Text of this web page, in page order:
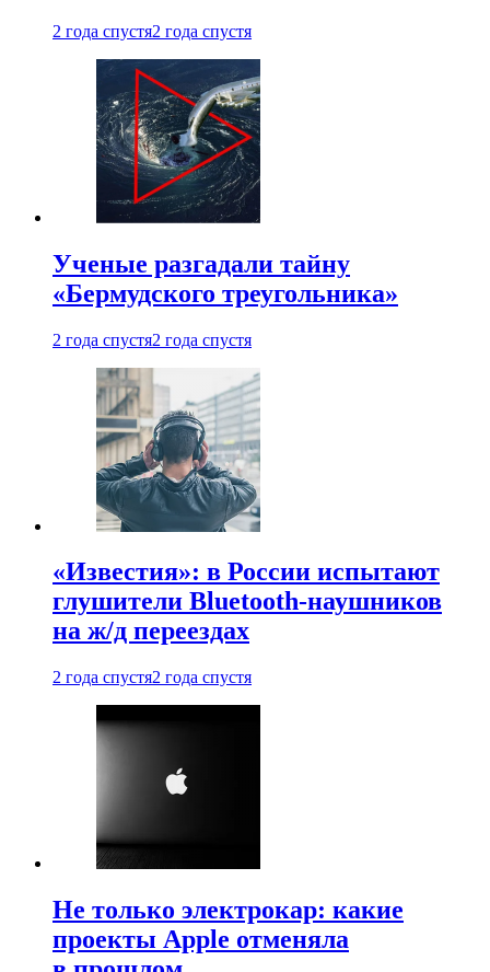
2 года спустя2 года спустя
Ученые разгадали тайну
«Бермудского треугольника»
2 года спустя2 года спустя
«Известия»: в России испытают
глушители Bluetooth-наушников
на ж/д переездах
2 года спустя2 года спустя
Не только электрокар: какие
проекты Apple отменяла